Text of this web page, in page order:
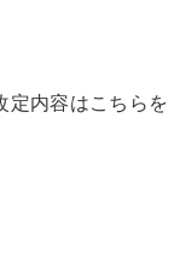
定内容はこちら を